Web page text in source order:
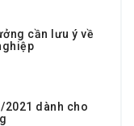
cần lưu ý về
2021 dành cho